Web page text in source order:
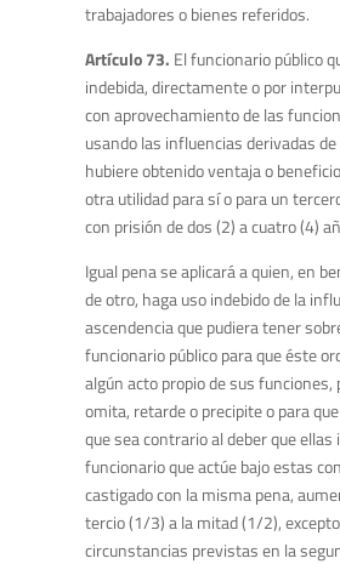
trabajadores o bienes referidos.
Artículo 73. El funcionario público
indebida, directamente o por
con aprovechamiento de las
usando las influencias derivadas
hubiere obtenido ventaja o
otra utilidad para sí o para un
con prisión de dos (2) a cuatro (4)
Igual pena se aplicará a quien, en
de otro, haga uso indebido de la
ascendencia que pudiera tener
funcionario público para que éste
algún acto propio de sus funciones,
omita, retarde o precipite o para
que sea contrario al deber que ellas
funcionario que actúe bajo estas
castigado con la misma pena,
tercio (1/3) a la mitad (1/2),
circunstancias previstas en la